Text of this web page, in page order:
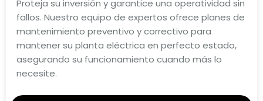
Proteja su inversión y garantice una operatividad sin
fallos. Nuestro equipo de expertos ofrece planes de
mantenimiento preventivo y correctivo para
mantener su planta eléctrica en perfecto estado,
asegurando su funcionamiento cuando más lo
necesite.